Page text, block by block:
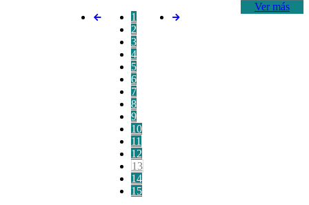
Ver más
1
2
3
4
5
6
7
8
9
10
11
12
13
14
15